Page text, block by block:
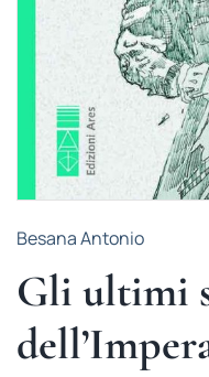
Besana Antonio
Gli ultimi